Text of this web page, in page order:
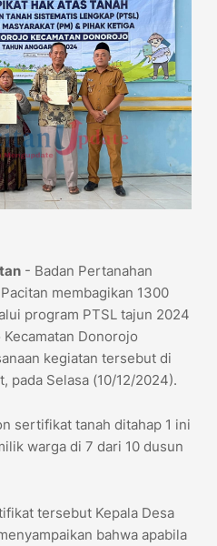
- Badan Pertanahan
membagikan 1300
program PTSL tajun 2024
Donorojo
kegiatan tersebut di
pada Selasa (10/12/2024).
sertifikat tanah ditahap 1 ini
warga di 7 dari 10 dusun
tersebut Kepala Desa
bahwa apabila